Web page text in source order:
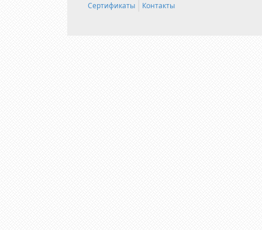
Сертификаты
Контакты